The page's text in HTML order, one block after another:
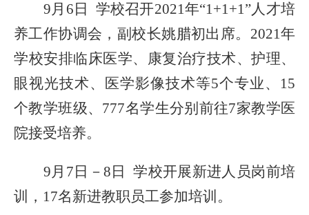
9月6日 学校召开2021年“1+1+1”人才培
养工作协调会，副校长姚腊初出席。 2021年
学校安排临床医学、康复治疗技术、护理、
眼视光技术、医学影像技术等5个专业、15
个教学班级、777名学生分别前往7家教学医
院接受培养。
9月7日 － 8日
学校开展新进人员岗前培
训， 17名新进教职员工参加培训 。